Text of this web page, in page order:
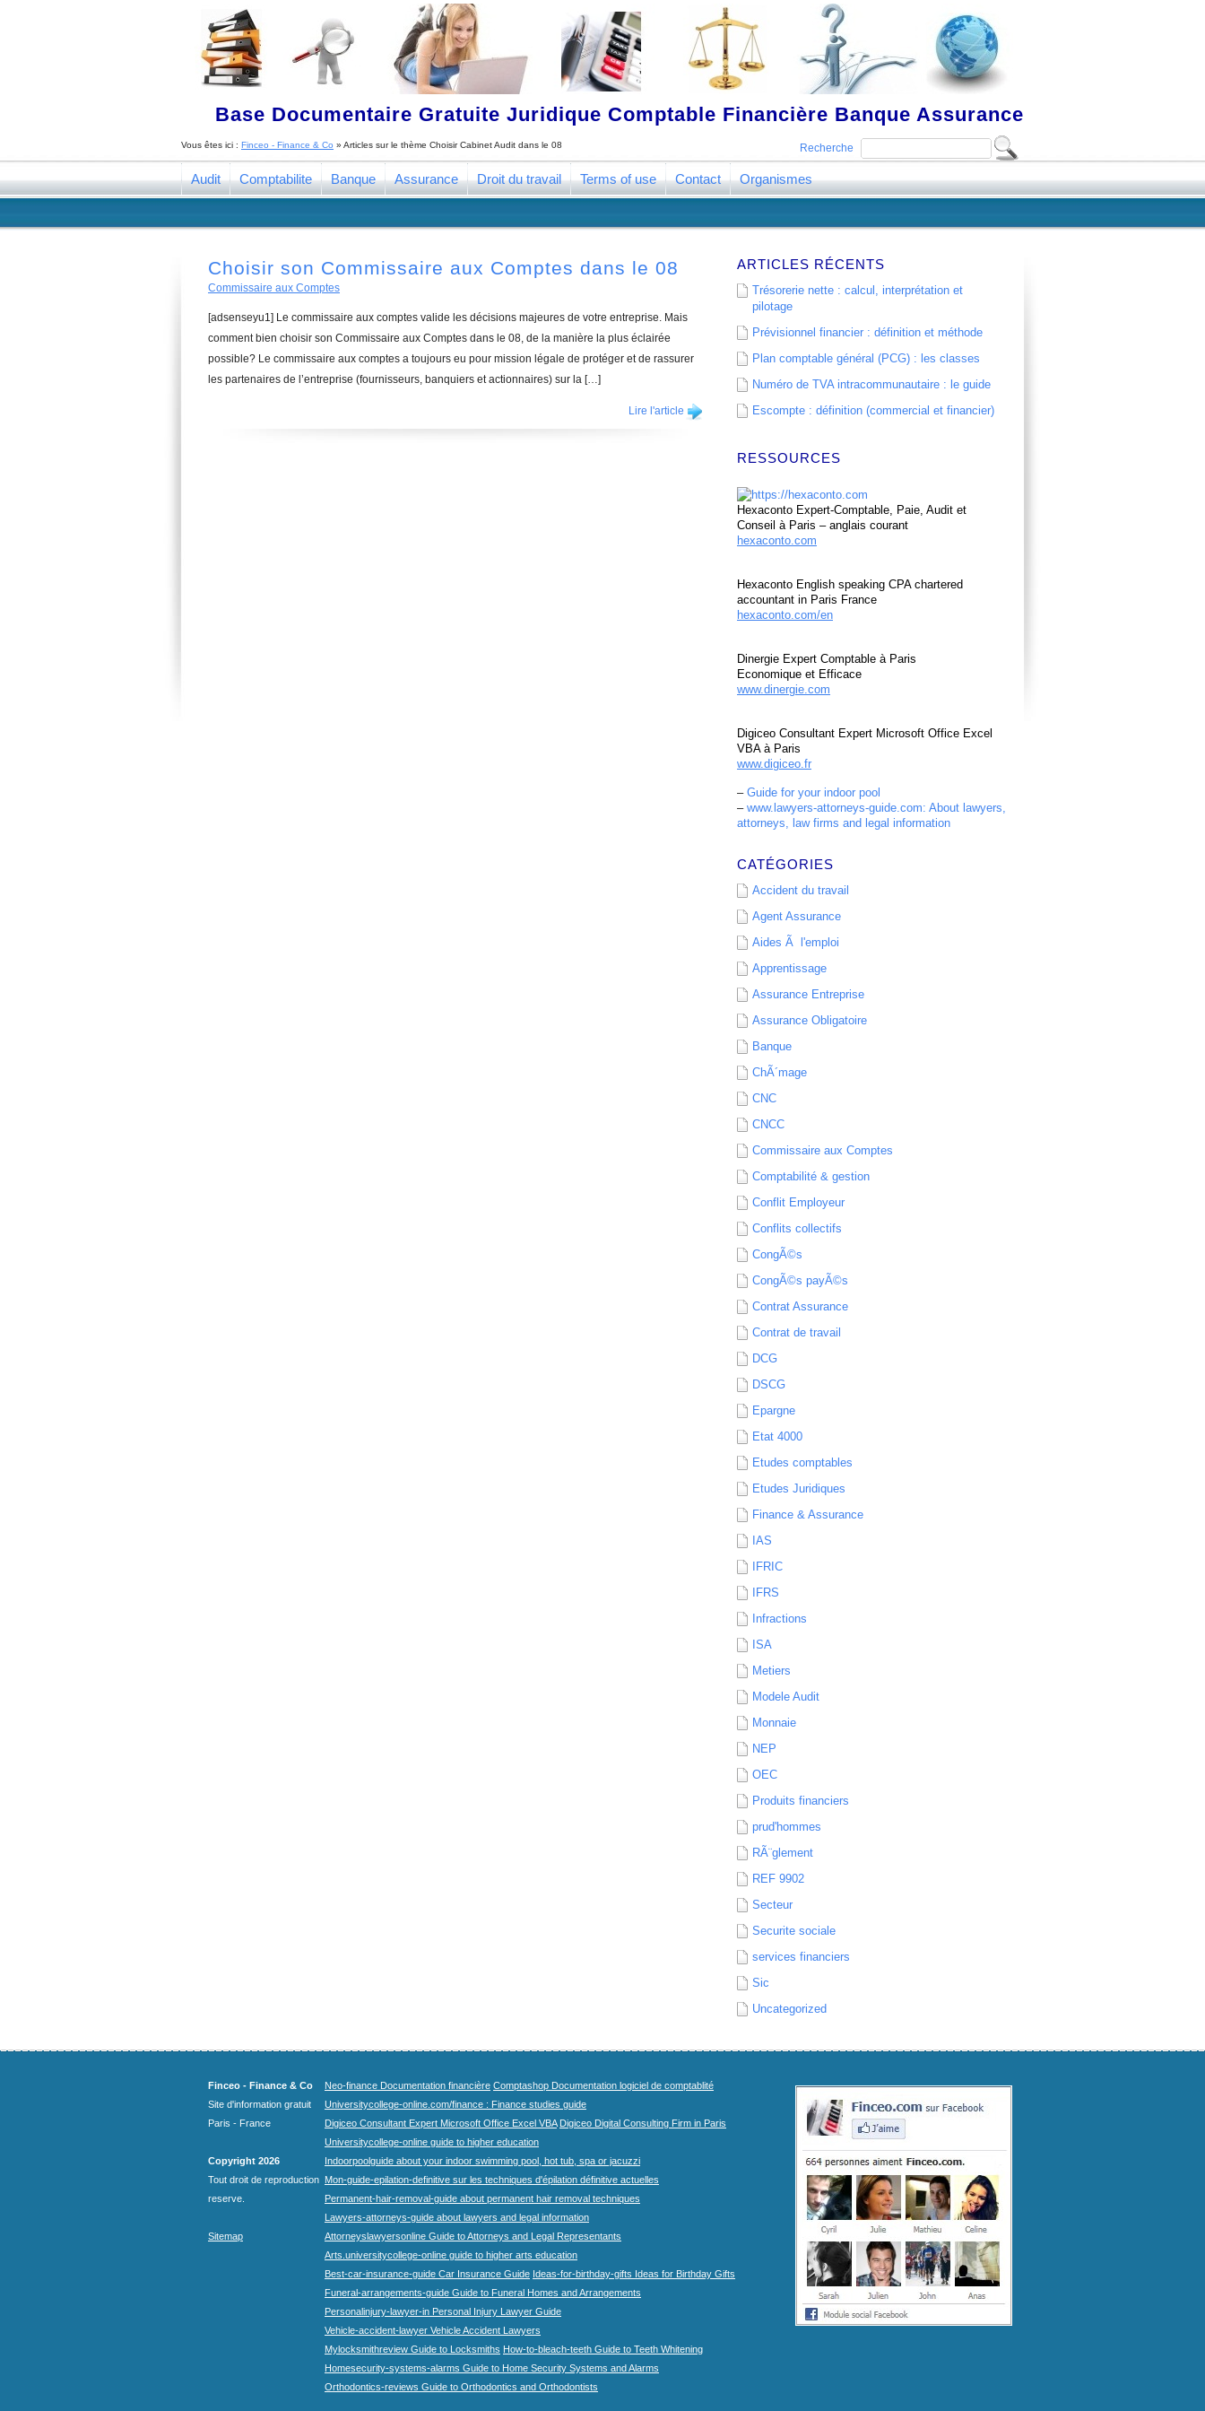
Base Documentaire Gratuite Juridique Comptable Financière Banque Assurance
Recherche
Vous êtes ici : Finceo - Finance & Co » Articles sur le thème Choisir Cabinet Audit dans le 08
Audit Comptabilite Banque Assurance Droit du travail Terms of use Contact Organismes
Choisir son Commissaire aux Comptes dans le 08
Commissaire aux Comptes
[adsenseyu1] Le commissaire aux comptes valide les décisions majeures de votre entreprise. Mais
comment bien choisir son Commissaire aux Comptes dans le 08, de la manière la plus éclairée
possible? Le commissaire aux comptes a toujours eu pour mission légale de protéger et de rassurer
les partenaires de l’entreprise (fournisseurs, banquiers et actionnaires) sur la […]
Lire l'article
ARTICLES RÉCENTS
Trésorerie nette : calcul, interprétation et
pilotage
Prévisionnel financier : définition et méthode
Plan comptable général (PCG) : les classes
Numéro de TVA intracommunautaire : le guide
Escompte : définition (commercial et financier)
RESSOURCES
Hexaconto Expert-Comptable, Paie, Audit et
Conseil à Paris – anglais courant
hexaconto.com
Hexaconto English speaking CPA chartered
accountant in Paris France
hexaconto.com/en
Dinergie Expert Comptable à Paris
Economique et Efficace
www.dinergie.com
Digiceo Consultant Expert Microsoft Office Excel
VBA à Paris
www.digiceo.fr
– Guide for your indoor pool
– www.lawyers-attorneys-guide.com: About lawyers,
attorneys, law firms and legal information
CATÉGORIES
Accident du travail
Agent Assurance
Aides Ã l'emploi
Apprentissage
Assurance Entreprise
Assurance Obligatoire
Banque
ChÃ´mage
CNC
CNCC
Commissaire aux Comptes
Comptabilité & gestion
Conflit Employeur
Conflits collectifs
CongÃ©s
CongÃ©s payÃ©s
Contrat Assurance
Contrat de travail
DCG
DSCG
Epargne
Etat 4000
Etudes comptables
Etudes Juridiques
Finance & Assurance
IAS
IFRIC
IFRS
Infractions
ISA
Metiers
Modele Audit
Monnaie
NEP
OEC
Produits financiers
prud'hommes
RÃ¨glement
REF 9902
Secteur
Securite sociale
services financiers
Sic
Uncategorized
Finceo - Finance & Co
Site d'information gratuit
Paris - France
Copyright 2026
Tout droit de reproduction
reserve.
Sitemap
Neo-finance Documentation financière Comptashop Documentation logiciel de comptablité
Universitycollege-online.com/finance : Finance studies guide
Digiceo Consultant Expert Microsoft Office Excel VBA Digiceo Digital Consulting Firm in Paris
Universitycollege-online guide to higher education
Indoorpoolguide about your indoor swimming pool, hot tub, spa or jacuzzi
Mon-guide-epilation-definitive sur les techniques d'épilation définitive actuelles
Permanent-hair-removal-guide about permanent hair removal techniques
Lawyers-attorneys-guide about lawyers and legal information
Attorneyslawyersonline Guide to Attorneys and Legal Representants
Arts.universitycollege-online guide to higher arts education
Best-car-insurance-guide Car Insurance Guide Ideas-for-birthday-gifts Ideas for Birthday Gifts
Funeral-arrangements-guide Guide to Funeral Homes and Arrangements
Personalinjury-lawyer-in Personal Injury Lawyer Guide
Vehicle-accident-lawyer Vehicle Accident Lawyers
Mylocksmithreview Guide to Locksmiths How-to-bleach-teeth Guide to Teeth Whitening
Homesecurity-systems-alarms Guide to Home Security Systems and Alarms
Orthodontics-reviews Guide to Orthodontics and Orthodontists